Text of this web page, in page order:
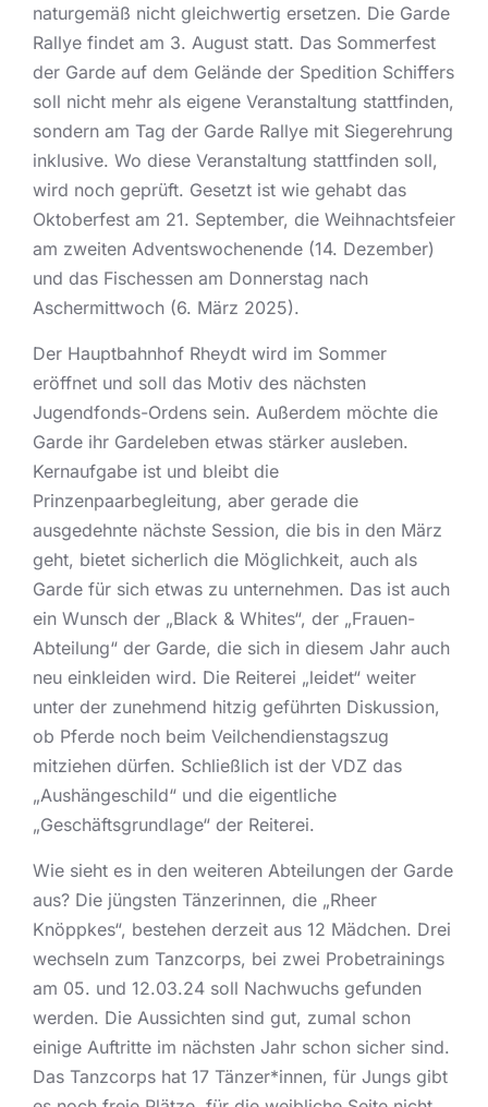
naturgemäß nicht gleichwertig ersetzen. Die Garde
Rallye findet am 3. August statt. Das Sommerfest
der Garde auf dem Gelände der Spedition Schiffers
soll nicht mehr als eigene Veranstaltung stattfinden,
sondern am Tag der Garde Rallye mit Siegerehrung
inklusive. Wo diese Veranstaltung stattfinden soll,
wird noch geprüft. Gesetzt ist wie gehabt das
Oktoberfest am 21. September, die Weihnachtsfeier
am zweiten Adventswochenende (14. Dezember)
und das Fischessen am Donnerstag nach
Aschermittwoch (6. März 2025).
Der Hauptbahnhof Rheydt wird im Sommer
eröffnet und soll das Motiv des nächsten
Jugendfonds-Ordens sein. Außerdem möchte die
Garde ihr Gardeleben etwas stärker ausleben.
Kernaufgabe ist und bleibt die
Prinzenpaarbegleitung, aber gerade die
ausgedehnte nächste Session, die bis in den März
geht, bietet sicherlich die Möglichkeit, auch als
Garde für sich etwas zu unternehmen. Das ist auch
ein Wunsch der „Black & Whites“, der „Frauen-
Abteilung“ der Garde, die sich in diesem Jahr auch
neu einkleiden wird. Die Reiterei „leidet“ weiter
unter der zunehmend hitzig geführten Diskussion,
ob Pferde noch beim Veilchendienstagszug
mitziehen dürfen. Schließlich ist der VDZ das
„Aushängeschild“ und die eigentliche
„Geschäftsgrundlage“ der Reiterei.
Wie sieht es in den weiteren Abteilungen der Garde
aus? Die jüngsten Tänzerinnen, die „Rheer
Knöppkes“, bestehen derzeit aus 12 Mädchen. Drei
wechseln zum Tanzcorps, bei zwei Probetrainings
am 05. und 12.03.24 soll Nachwuchs gefunden
werden. Die Aussichten sind gut, zumal schon
einige Auftritte im nächsten Jahr schon sicher sind.
Das Tanzcorps hat 17 Tänzer*innen, für Jungs gibt